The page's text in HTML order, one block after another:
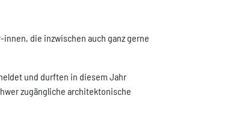
die inzwischen auch ganz gerne
und durften in diesem Jahr
zugängliche architektonische